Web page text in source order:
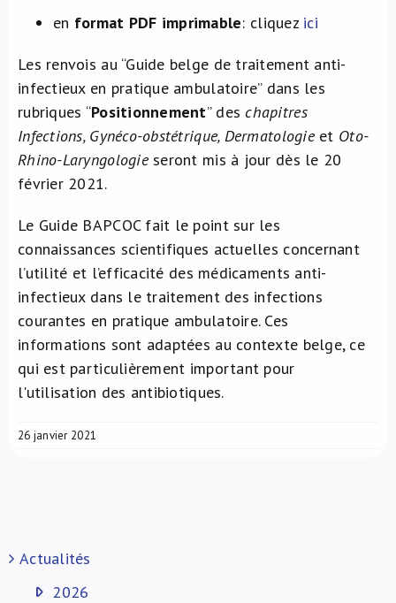
en format PDF imprimable: cliquez ici
Les renvois au “Guide belge de traitement anti-
infectieux en pratique ambulatoire” dans les
rubriques “Positionnement” des chapitres
Infections, Gynéco-obstétrique, Dermatologie et Oto-
Rhino-Laryngologieseront mis à jour dès le 20
février 2021.
Le Guide BAPCOC fait le point sur les
connaissances scientifiques actuelles concernant
l’utilité et l’efficacité des médicaments anti-
infectieux dans le traitement des infections
courantes en pratique ambulatoire. Ces
informations sont adaptées au contexte belge, ce
qui est particulièrement important pour
l'utilisation des antibiotiques.
26 janvier 2021
Actualités
2026